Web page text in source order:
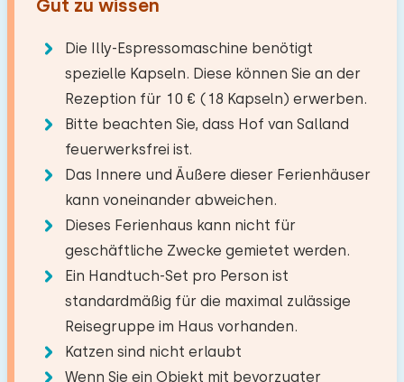
Anzahl der Erwachsene −
Anzahl der Kinder − +
Anzahl der Babys − +
Anzahl der Haustiere −
Löschen Verwenden
Gut zu wissen
Die Illy-Espressomaschine benötigt
spezielle Kapseln. Diese können Sie an der
Rezeption für 10 € (18 Kapseln) erwerben.
Bitte beachten Sie, dass Hof van Salland
feuerwerksfrei ist.
Das Innere und Äußere dieser Ferienhäuser
kann voneinander abweichen.
Dieses Ferienhaus kann nicht für
geschäftliche Zwecke gemietet werden.
Ein Handtuch-Set pro Person ist
standardmäßig für die maximal zulässige
Reisegruppe im Haus vorhanden.
Katzen sind nicht erlaubt
Wenn Sie ein Objekt mit bevorzugter
Küche
Kombi Backofen/Mikrowelle
Geschirrspüler
Kühlschrank mit Gefrierfach
Gefrierschrank
Filter Kaffeemaschine
Wasserkocher
Privatparkplätze: 2
Garten
Boden:
Schlafplätze: 2
Bett: Doppel
Abmessungen: 180 x 210
Bettdecke(n): Einzelbettdecke
Extras:
Platz für Kinderbett
Schlafzimmer
Badezimmer
Boden:
1. Stock
Einrichtungen:
Waschen-Handbassin
Badewanne mit Sprudelfunktion
Toilet
Supermarkt
Restaurant
0,5 km
Dorf/Stadtzentrum
3,6 km
Wald
3,0 km
Freizeitsee
Angelgewässer
5,4 km
Golfplatz
Nationalpark
Vergnügungspark
8,8 km
Zugbahnhof
Bushaltestelle
0,2 km
Aktivitäten in der
Sehr schöne und saubere Villen
August 2026 (vom Ferienpark)
Berry v.
Original anzeigen
Schönes Ferienhaus und gute Ausstattung
(Tennisplatz und Schwimmbad)
Alle Bewertungen